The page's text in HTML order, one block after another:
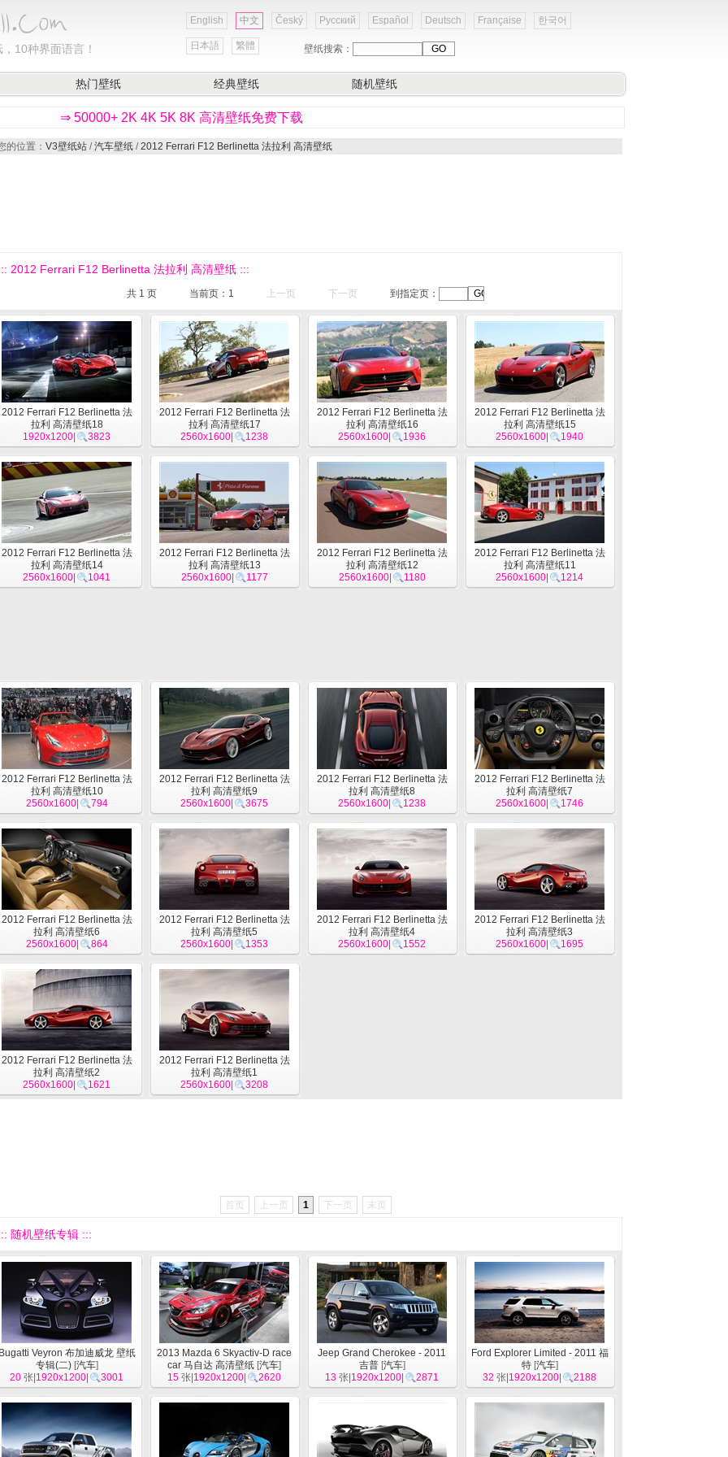
10种界面语言！
English 中文 Český Русский Español Deutsch Française 한국어
日本語 繁體 壁纸搜索：
热门壁纸 经典壁纸 随机壁纸
⇒ 50000+ 2K 4K 5K 8K 高清壁纸免费下载
的位置： V3壁纸站 /汽车壁纸 /2012 Ferrari F12 Berlinetta 法拉利 高清壁纸
2012 Ferrari F12 Berlinetta 法拉利 高清壁纸 :::
共 1 页 当前页： 1 上一页 下一页 到指定页：
2012 Ferrari F12 Berlinetta 法
拉利 高清壁纸18
1920x1200
3823
2012 Ferrari F12 Berlinetta 法
拉利 高清壁纸17
2560x1600
1238
2012 Ferrari F12 Berlinetta 法
拉利 高清壁纸16
2560x1600
1936
2012 Ferrari F12 Berlinetta 法
拉利 高清壁纸15
2560x1600
1940
2012 Ferrari F12 Berlinetta 法
拉利 高清壁纸14
2560x1600
1041
2012 Ferrari F12 Berlinetta 法
拉利 高清壁纸13
2560x1600| 1177
2012 Ferrari F12 Berlinetta 法
拉利 高清壁纸12
2560x1600| 1180
2012 Ferrari F12 Berlinetta 法
拉利 高清壁纸11
2560x1600
1214
2012 Ferrari F12 Berlinetta 法
拉利 高清壁纸10
2560x1600| 794
2012 Ferrari F12 Berlinetta 法
拉利 高清壁纸9
2560x1600
3675
2012 Ferrari F12 Berlinetta 法
拉利 高清壁纸8
2560x1600
1238
2012 Ferrari F12 Berlinetta 法
拉利 高清壁纸7
2560x1600
1746
2012 Ferrari F12 Berlinetta 法
拉利 高清壁纸6
2560x1600| 864
2012 Ferrari F12 Berlinetta 法
拉利 高清壁纸5
2560x1600
1353
2012 Ferrari F12 Berlinetta 法
拉利 高清壁纸4
2560x1600
1552
2012 Ferrari F12 Berlinetta 法
拉利 高清壁纸3
2560x1600
1695
2012 Ferrari F12 Berlinetta 法
拉利 高清壁纸2
2560x1600
1621
2012 Ferrari F12 Berlinetta 法
拉利 高清壁纸1
2560x1600
3208
首页 上一页 1 下一页 末页
随机壁纸专辑 :::
Bugatti Veyron 布加迪威龙 壁纸
专辑(二)[汽车]
20 张| 1920x1200 3001
2013 Mazda 6 Skyactiv-D race
car 马自达 高清壁纸 [汽车]
15 张| 1920x1200 2620
Jeep Grand Cherokee - 2011
吉普[汽车]
13 张| 1920x1200 2871
Ford Explorer Limited - 2011 福
特[汽车]
32 张| 1920x1200 2188